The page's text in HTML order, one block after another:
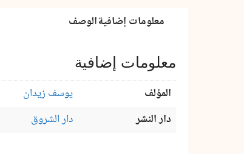
معلومات إضافيةالوصف
معلومات إضافية
المؤلف
يوسف زيدان
دار النشر
دار الشروق